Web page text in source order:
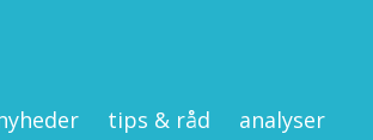
tips & råd analyser